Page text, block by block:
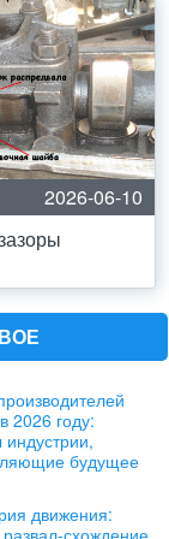
2026-06-10
2026 году:
будущее
движения:
схождение